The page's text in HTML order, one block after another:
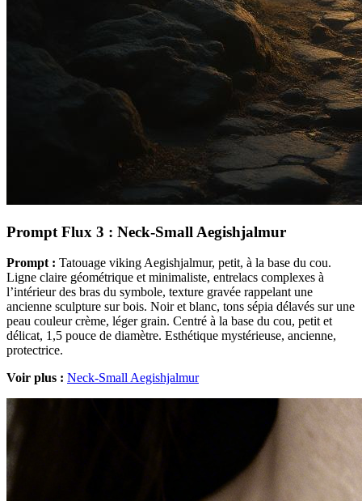
Prompt Flux 3 : Neck-Small Aegishjalmur
Prompt : Tatouage viking Aegishjalmur, petit, à la base du cou.
Ligne claire géométrique et minimaliste, entrelacs complexes à
l’intérieur des bras du symbole, texture gravée rappelant une
ancienne sculpture sur bois. Noir et blanc, tons sépia délavés sur une
peau couleur crème, léger grain. Centré à la base du cou, petit et
délicat, 1,5 pouce de diamètre. Esthétique mystérieuse, ancienne,
protectrice.
Voir plus : Neck-Small Aegishjalmur